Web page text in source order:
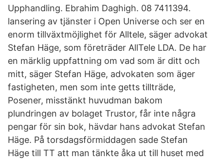
Upphandling. Ebrahim Daghigh. 08 7411394.
lansering av tjänster i Open Universe och ser en
enorm tillväxtmöjlighet för Alltele, säger advokat
Stefan Häge, som företräder AllTele LDA. De har
en märklig uppfattning om vad som är ditt och
mitt, säger Stefan Häge, advokaten som äger
fastigheten, men som inte getts tillträde,
Posener, misstänkt huvudman bakom
plundringen av bolaget Trustor, får inte några
pengar för sin bok, hävdar hans advokat Stefan
Häge. På torsdagsförmiddagen sade Stefan
Häge till TT att man tänkte åka ut till huset med